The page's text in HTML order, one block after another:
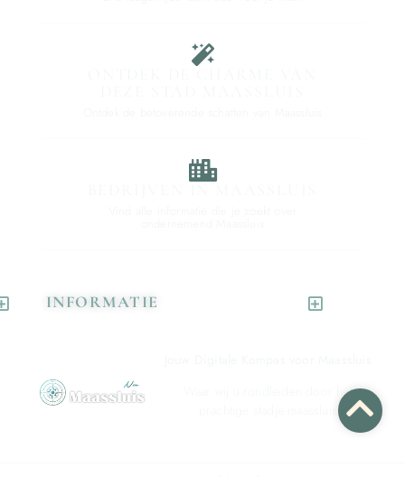
INFORMATIE
Waar wij u rondleiden door het